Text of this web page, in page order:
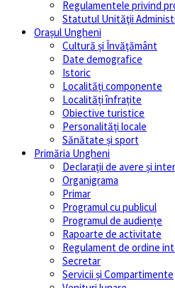
Regulamentele privind
Statutul Unităţii
Orașul Ungheni
Cultură și Învăţământ
Date demografice
Istoric
Localități componente
Localități înfrațite
Obiective turistice
Personalități locale
Sănătate și sport
Primăria Ungheni
Declarații de avere și
Organigrama
Primar
Programul cu publicul
Programul de audiențe
Rapoarte de activitate
Regulament de ordine
Secretar
Servicii și Compartimente